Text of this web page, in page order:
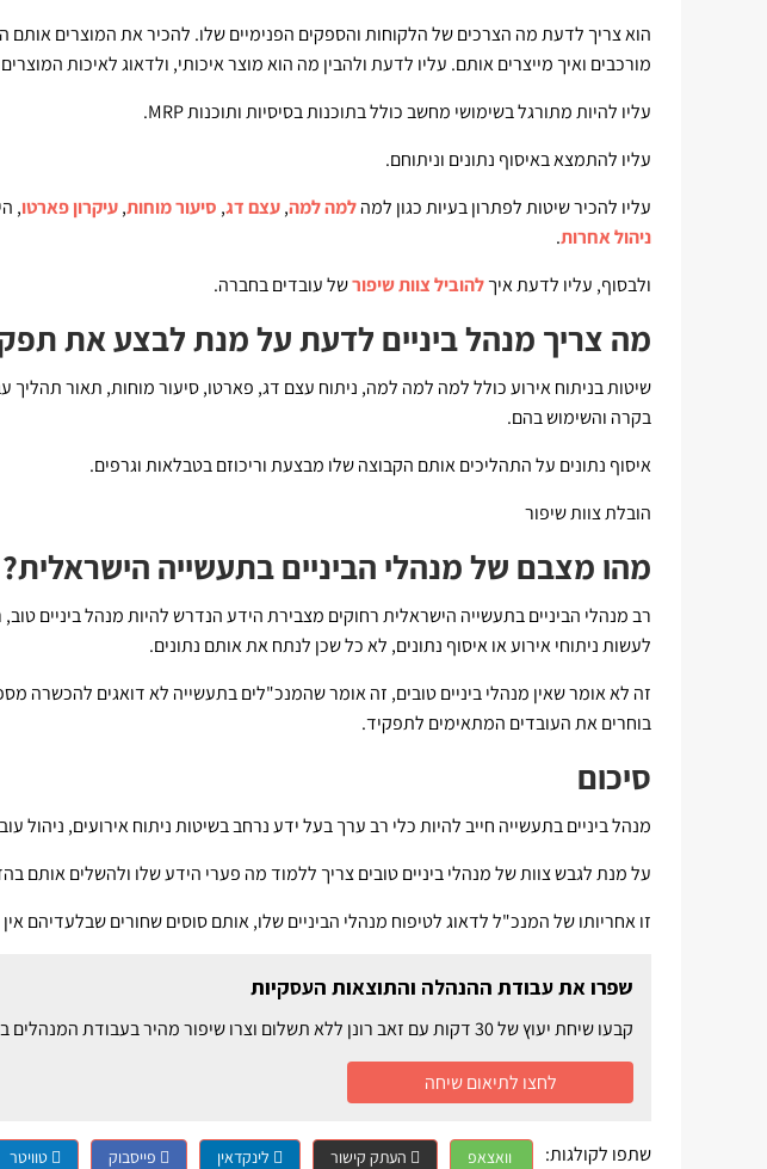
הוא צריך לדעת מה הצרכים של הלקוחות והספקים הפנימיים שלו. להכיר את המוצרים
מורכבים ואיך מייצרים אותם. עליו לדעת ולהבין מה הוא מוצר איכותי, ולדאוג לאיכות
עליו להיות מתורגל בשימושי מחשב כולל בתוכנות בסיסיות ותוכנות MRP.
עליו להתמצא באיסוף נתונים וניתוחם.
עליו להכיר שיטות לפתרון בעיות כגון למהלמה למה,עצם דג, סיעור מוחות,עיקרון פארטו,
ניהול אחרות.
ולבסוף, עליו לדעת איךלהוביל צוות שיפורשל עובדים בחברה.
מה צריך מנהל ביניים לדעת על מנת לבצע את
שיטות בניתוח אירוע כולל למה למה למה, ניתוח עצם דג, פארטו, סיעור מוחות, תאור תהליך
בקרה והשימוש בהם.
איסוף נתונים על התהליכים אותם הקבוצה שלו מבצעת וריכוזם בטבלאות וגרפים.
הובלת צוות שיפור
מהו מצבם של מנהלי הביניים בתעשייה הישראלית?
רב מנהלי הביניים בתעשייה הישראלית רחוקים מצבירת הידע הנדרש להיות מנהל ביניים טוב,
לעשות ניתוחי אירוע או איסוף נתונים, לא כל שכן לנתח את אותם נתונים.
זה לא אומר שאין מנהלי ביניים טובים, זה אומר שהמנכ"לים בתעשייה לא דואגים להכשרה
בוחרים את העובדים המתאימים לתפקיד.
סיכום
מנהל ביניים בתעשייה חייב להיות כלי רב ערך בעל ידע נרחב בשיטות ניתוח אירועים, ניהול
על מנת לגבש צוות של מנהלי ביניים טובים צריך ללמוד מה פערי הידע שלו ולהשלים אותם
זו אחריותו של המנכ"ל לדאוג לטיפוח מנהלי הביניים שלו, אותם סוסים שחורים שבלעדיהם אין
שפרו את עבודת ההנהלה והתוצאות העסקיות
קבעו שיחת יעוץ של 30 דקות עם זאב רונן ללא תשלום וצרו שיפור מהיר בעבודת המנהלים בארגון
לחצו לתיאום שיחה
שתפו לקולגות: וואצאפ העתק קישור לינקדאין פייסבוק טוויטר